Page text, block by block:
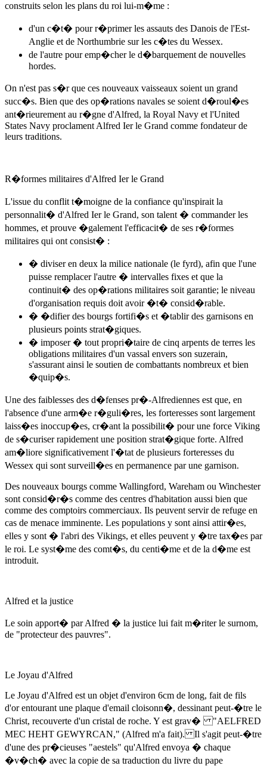
construits selon les plans du roi lui-m�me :
d'un c�t� pour r�primer les assauts des Danois de l'Est-
Anglie et de Northumbrie sur les c�tes du Wessex.
de l'autre pour emp�cher le d�barquement de nouvelles
hordes.
On n'est pas s�r que ces nouveaux vaisseaux soient un grand
succ�s. Bien que des op�rations navales se soient d�roul�es
ant�rieurement au r�gne d'Alfred, la Royal Navy et l'United
States Navy proclament Alfred Ier le Grand comme fondateur de
leurs traditions.
R�formes militaires d'Alfred Ier le Grand
L'issue du conflit t�moigne de la confiance qu'inspirait la
personnalit� d'Alfred Ier le Grand, son talent � commander les
hommes, et prouve �galement l'efficacit� de ses r�formes
militaires qui ont consist� :
� diviser en deux la milice nationale (le fyrd), afin que l'une
puisse remplacer l'autre � intervalles fixes et que la
continuit� des op�rations militaires soit garantie; le niveau
d'organisation requis doit avoir �t� consid�rable.
� �difier des bourgs fortifi�s et �tablir des garnisons en
plusieurs points strat�giques.
� imposer � tout propri�taire de cinq arpents de terres les
obligations militaires d'un vassal envers son suzerain,
s'assurant ainsi le soutien de combattants nombreux et bien
�quip�s.
Une des faiblesses des d�fenses pr�-Alfrediennes est que, en
l'absence d'une arm�e r�guli�res, les forteresses sont largement
laiss�es inoccup�es, cr�ant la possibilit� pour une force Viking
de s�curiser rapidement une position strat�gique forte. Alfred
am�liore significativement l'�tat de plusieurs forteresses du
Wessex qui sont surveill�es en permanence par une garnison.
Des nouveaux bourgs comme Wallingford, Wareham ou Winchester
sont consid�r�s comme des centres d'habitation aussi bien que
comme des comptoirs commerciaux. Ils peuvent servir de refuge en
cas de menace imminente. Les populations y sont ainsi attir�es,
elles y sont � l'abri des Vikings, et elles peuvent y �tre tax�es par
le roi. Le syst�me des comt�s, du centi�me et de la d�me est
introduit.
Alfred et la justice
Le soin apport� par Alfred � la justice lui fait m�riter le surnom,
de "protecteur des pauvres".
Le Joyau d'Alfred
Le Joyau d'Alfred est un objet d'environ 6cm de long, fait de fils
d'or entourant une plaque d'email cloisonn�, dessinant peut-�tre le
Christ, recouverte d'un cristal de roche. Y est grav� "AELFRED
MEC HEHT GEWYRCAN," (Alfred m'a fait). Il s'agit peut-�tre
d'une des pr�cieuses "aestels" qu'Alfred envoya � chaque
�v�ch� avec la copie de sa traduction du livre du pape